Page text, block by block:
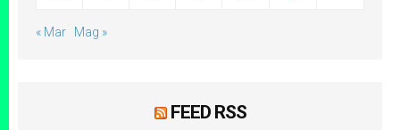
« Mar Mag »
FEED RSS